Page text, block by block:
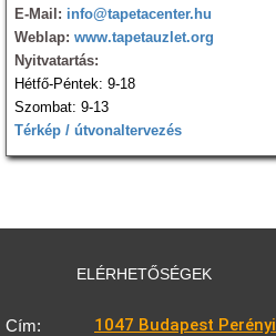
E-Mail: info@tapetacenter.hu
Weblap: www.tapetauzlet.org
Nyitvatartás:
Hétfő-Péntek: 9-18
Szombat: 9-13
Térkép / útvonaltervezés
ELÉRHETŐSÉGEK
Cím:
1047 Budapest Perényi